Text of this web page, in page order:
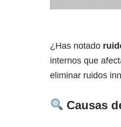
¿Has notado
internos que
eliminar ruidos
Causas